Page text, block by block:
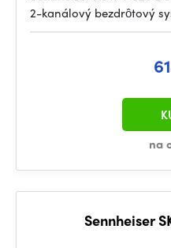
2-kanálový bezdrôtový
na
Sennheiser